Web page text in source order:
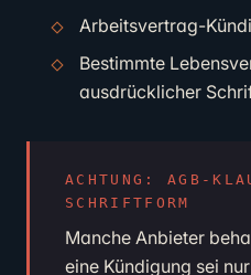
Arbeitsvertrag-
Bestimmte
ausdrücklicher
ACHTUNG: AGB-
SCHRIFTFORM
Manche Anbieter
eine Kündigung sei